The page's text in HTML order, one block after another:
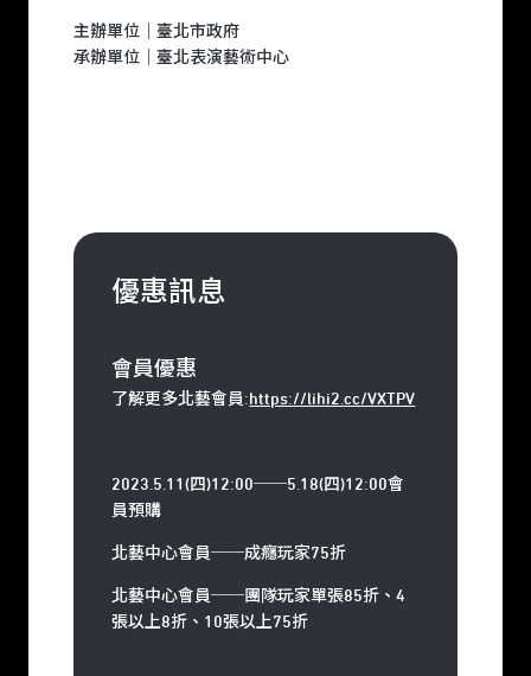
主辦單位｜臺北市政府
承辦單位｜臺北表演藝術中心
優惠訊息
會員優惠
了解更多北藝會員:https://lihi2.cc/VXTPV
2023.5.11( 四 )12:00──5.18( 四 )12:00會
員預購
北藝中心會員──成癮玩家75折
北藝中心會員──團隊玩家單張85折、4
張以上8折、10張以上75折